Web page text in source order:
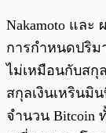
Nakamoto และ
การกำหนดปริม
ไม่เหมือนกับสกุ
สกุลเงินเหรินมิ
จำนวน Bitcoin